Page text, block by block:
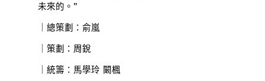
未來的。”
｜總策劃：俞嵐
｜策劃：周銳
｜統籌：馬學玲 闞楓